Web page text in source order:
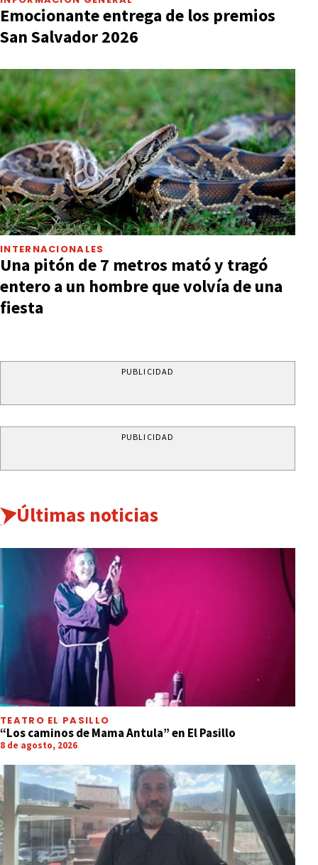
Emocionante entrega de los premios
San Salvador 2026
INTERNACIONALES
Una pitón de 7 metros mató y tragó
entero a un hombre que volvía de una
fiesta
PUBLICIDAD
PUBLICIDAD
Últimas noticias
TEATRO EL PASILLO
“Los caminos de Mama Antula” en El Pasillo
8 de agosto, 2026